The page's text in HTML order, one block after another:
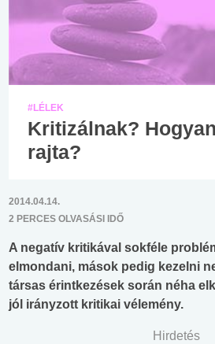
#LÉLEK
Kritizálnak?
rajta?
2014.04.14.
2 PERCES OLVASÁSI IDŐ
A negatív kritikával sokféle
elmondani, mások pedig kezelni
társas érintkezések során néha
jól irányzott kritikai vélemény.
Hirdetés